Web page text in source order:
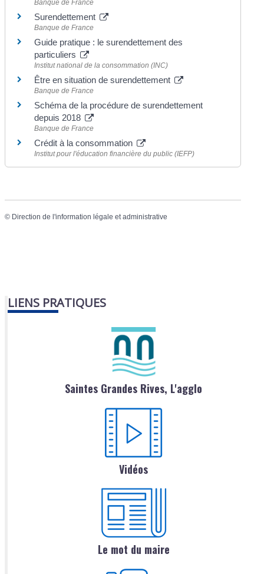
Banque de France
Surendettement
Banque de France
Guide pratique : le surendettement des
particuliers
Institut national de la consommation (INC)
Être en situation de surendettement
Banque de France
Schéma de la procédure de surendettement
depuis 2018
Banque de France
Crédit à la consommation
Institut pour l'éducation financière du public (IEFP)
© Direction de l'information légale et administrative
LIENS PRATIQUES
Saintes Grandes Rives, L'agglo
Vidéos
Le mot du maire